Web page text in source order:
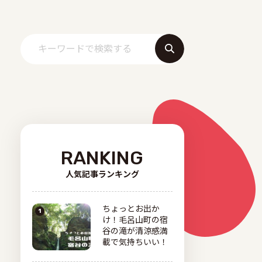
RANKING
人気記事ランキング
ちょっとお出か
け！毛呂山町の宿
谷の滝が清涼感満
載で気持ちいい！